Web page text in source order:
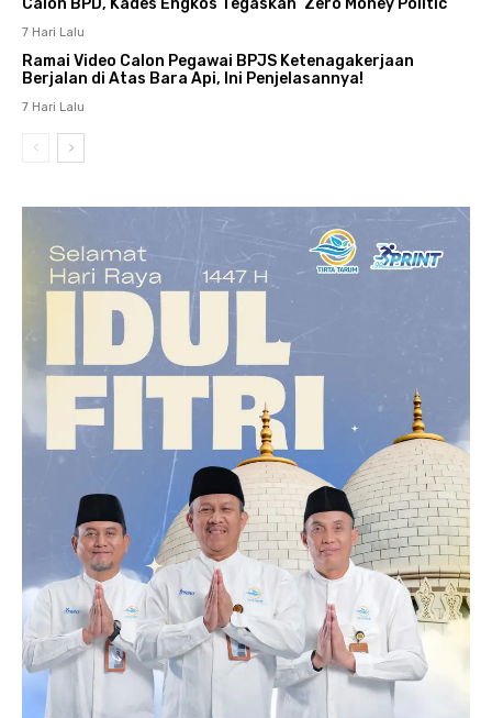
7 Hari Lalu
Ramai Video Calon Pegawai BPJS Ketenagakerjaan
Berjalan di Atas Bara Api, Ini Penjelasannya!
7 Hari Lalu